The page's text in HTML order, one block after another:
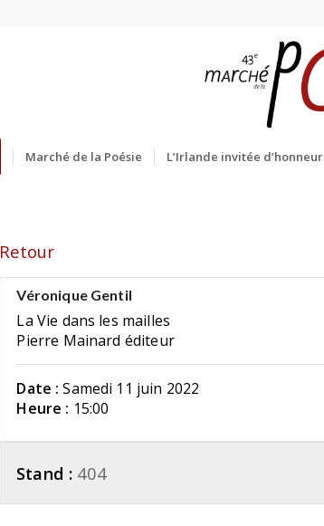
Marché de la Poésie L’Irlande invitée d’honneur
Retour
Véronique Gentil
La Vie dans les mailles
Pierre Mainard éditeur
Date : Samedi 11 juin 2022
Heure : 15:00
Stand : 404